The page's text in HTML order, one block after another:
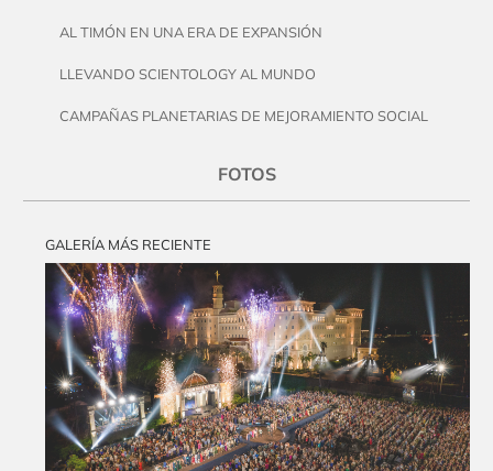
AL TIMÓN EN UNA ERA DE EXPANSIÓN
LLEVANDO SCIENTOLOGY AL MUNDO
CAMPAÑAS PLANETARIAS DE MEJORAMIENTO SOCIAL
FOTOS
GALERÍA MÁS RECIENTE